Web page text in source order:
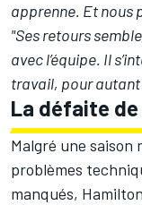
apprenne. Et nous
"Ses retours
avec l’équipe. Il
travail, pour autant
La défaite
Malgré une saison
problèmes
manqués,